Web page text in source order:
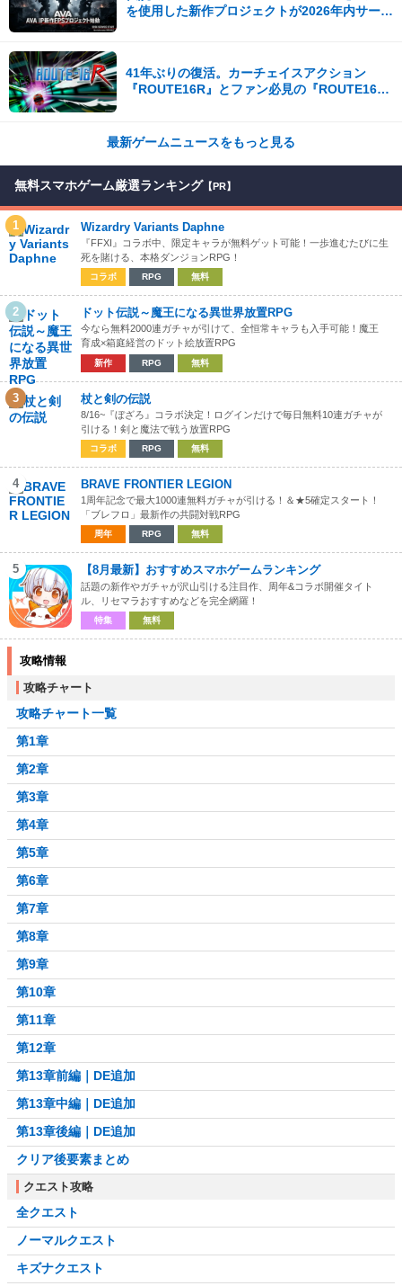
を使用した新作プロジェクトが2026年内サービ
41年ぶりの復活。カーチェイスアクション
『ROUTE16R』とファン必見の『ROUTE16
最新ゲームニュースをもっと見る
無料スマホゲーム厳選ランキング 【PR】
1 Wizardry Variants Daphne
『FFXI』コラボ中、限定キャラが無料ゲット可能！一歩進むたびに生
死を賭ける、本格ダンジョンRPG！
コラボ RPG 無料
2 ドット伝説～魔王になる異世界放置RPG
今なら無料2000連ガチャが引けて、全恒常キャラも入手可能！魔王
育成×箱庭経営のドット絵放置RPG
新作 RPG 無料
3 杖と剣の伝説
8/16~『ぼざろ』コラボ決定！ログインだけで毎日無料10連ガチャが
引ける！剣と魔法で戦う放置RPG
コラボ RPG 無料
4 BRAVE FRONTIER LEGION
1周年記念で最大1000連無料ガチャが引ける！＆★5確定スタート！
「ブレフロ」最新作の共闘対戦RPG
周年 RPG 無料
5 【8月最新】おすすめスマホゲームランキング
話題の新作やガチャが沢山引ける注目作、周年&コラボ開催タイト
ル、リセマラおすすめなどを完全網羅！
特集 無料
攻略情報
攻略チャート
攻略チャート一覧
第1章
第2章
第3章
第4章
第5章
第6章
第7章
第8章
第9章
第10章
第11章
第12章
第13章前編｜DE追加
第13章中編｜DE追加
第13章後編｜DE追加
クリア後要素まとめ
クエスト攻略
全クエスト
ノーマルクエスト
キズナクエスト